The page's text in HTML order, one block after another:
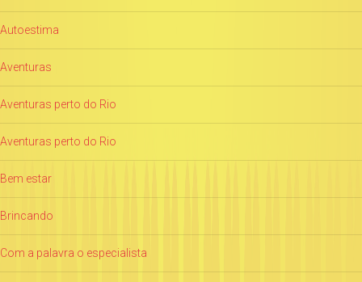
Autoestima
Aventuras
Aventuras perto do Rio
Aventuras perto do Rio
Bem estar
Brincando
Com a palavra o especialista